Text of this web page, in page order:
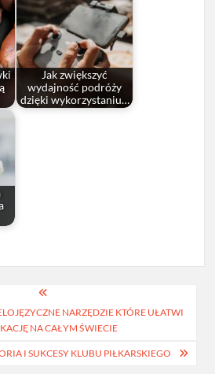
Jak zwiększyć
wydajność podróży
dzięki wykorzystaniu…
NARZĘDZIE KTÓRE UŁATWI
NA CAŁYM ŚWIECIE
I SUKCESY KLUBU PIŁKARSKIEGO